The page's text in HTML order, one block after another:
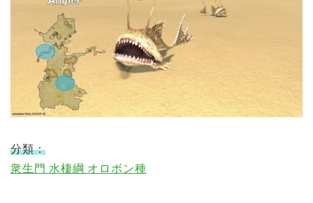
分類：
衆生門 水棲綱 オロボン種